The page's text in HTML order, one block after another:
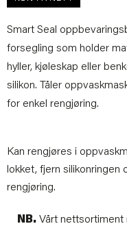
Smart Seal
forsegling som holder
hyller, kjøleskap eller
silikon. Tåler
for enkel rengjøring.
Kan rengjøres i
lokket, fjern silikonringen
rengjøring.
NB. Vårt nettsortiment